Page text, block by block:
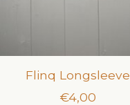
Flinq Longsleeve
€4,00